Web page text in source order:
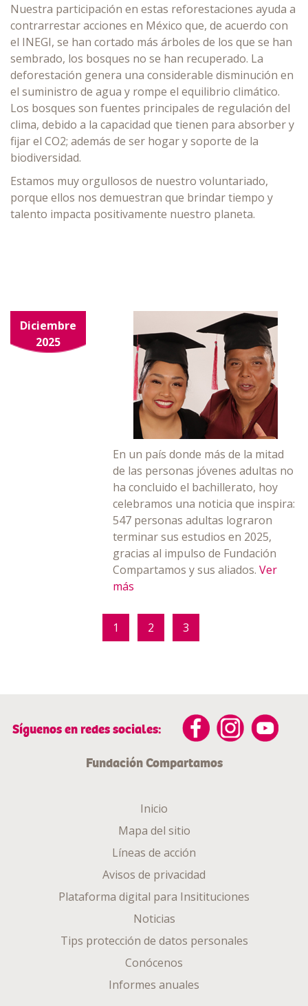
Nuestra participación en estas reforestaciones ayuda a
contrarrestar acciones en México que, de acuerdo con
el INEGI, se han cortado más árboles de los que se han
sembrado, los bosques no se han recuperado. La
deforestación genera una considerable disminución en
el suministro de agua y rompe el equilibrio climático.
Los bosques son fuentes principales de regulación del
clima, debido a la capacidad que tienen para absorber y
fijar el CO2; además de ser hogar y soporte de la
biodiversidad.
Estamos muy orgullosos de nuestro voluntariado,
porque ellos nos demuestran que brindar tiempo y
talento impacta positivamente nuestro planeta.
Diciembre
2025
En un país donde más de la mitad
de las personas jóvenes adultas no
ha concluido el bachillerato, hoy
celebramos una noticia que inspira:
547 personas adultas lograron
terminar sus estudios en 2025,
gracias al impulso de Fundación
Compartamos y sus aliados.Ver
más
1 2 3
Síguenos en redes sociales:
Fundación Compartamos
Inicio
Mapa del sitio
Líneas de acción
Avisos de privacidad
Plataforma digital para Insitituciones
Noticias
Tips protección de datos personales
Conócenos
Informes anuales